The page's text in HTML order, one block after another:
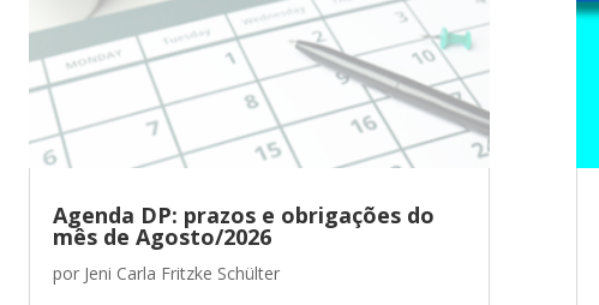
Agenda DP: prazos e obrigações do
mês de Agosto/2026
por Jeni Carla Fritzke Schülter